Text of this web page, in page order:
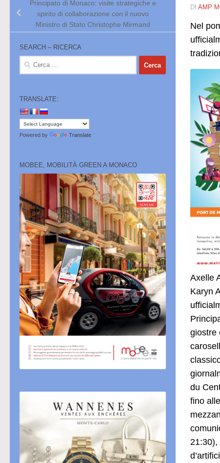
DI AMP
Nel
Axelle
Karyn
giostre
du
fino
21:30),
Principato di Monaco: visite strategiche e
spirito di collaborazione con il nuovo
Ministro di Stato Christophe Mirmand
SEARCH – RICERCA
Ricerca
TRANSLATE:
Powered by Translate
MOBEE, MOBILITÀ GREEN A MONACO